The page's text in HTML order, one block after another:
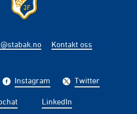
Kontakt oss
Instagram Twitter
LinkedIn